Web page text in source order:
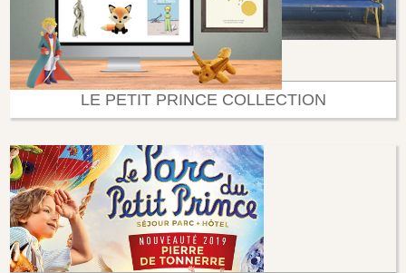
LE PETIT PRINCE COLLECTION